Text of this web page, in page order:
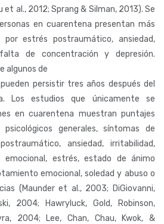
et al., 2012; Sprang & Silman, 2013). Se
en cuarentena presentan más
estrés postraumático, ansiedad,
de concentración y depresión.
algunos de
persistir tres años después del
Los estudios que únicamente se
en cuarentena muestran puntajes
generales, síntomas de
ansiedad, irritabilidad,
emocional, estrés, estado de ánimo
emocional, soledad y abuso o
(Maunder et al., 2003; DiGiovanni,
2004; Hawryluck, Gold, Robinson,
2004; Lee, Chan, Chau, Kwok, &